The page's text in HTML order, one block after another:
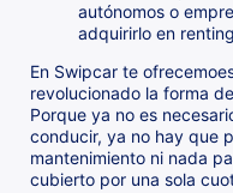
autónomos o
adquirirlo en
En Swipcar te
revolucionado la forma
Porque ya no es
conducir, ya no hay que
mantenimiento ni nada
cubierto por una sola